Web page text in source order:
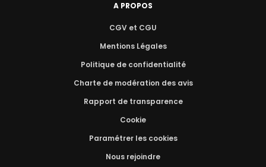
A PROPOS
CGV et CGU
Mentions Légales
Politique de confidentialité
Charte de modération des avis
Rapport de transparence
Cookie
Paramétrer les cookies
Nous rejoindre